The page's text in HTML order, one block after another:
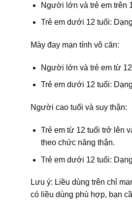
Người lớn và trẻ em trên
Trẻ em dưới 12 tuổi:
Mày đay mạn tính vô căn:
Người lớn và trẻ em từ
Trẻ em dưới 12 tuổi:
Người cao tuổi và suy thận:
Trẻ em từ 12 tuổi trở lên
theo chức năng thận.
Trẻ em dưới 12 tuổi:
Lưu ý: Liều dùng trên chỉ
có liều dùng phù hợp, bạn